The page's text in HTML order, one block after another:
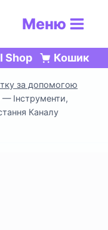
Меню
Shop Кошик
за допомогою
— Інструменти,
Каналу